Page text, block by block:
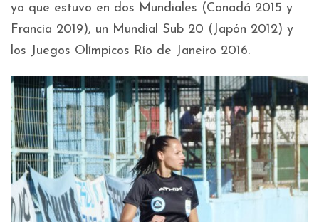
ya que estuvo en dos Mundiales (Canadá 2015 y
Francia 2019), un Mundial Sub 20 (Japón 2012) y
los Juegos Olímpicos Río de Janeiro 2016.